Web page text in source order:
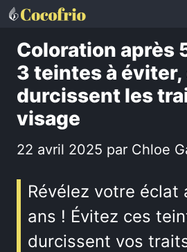
Aller
contenu
Coloration après
3 teintes à éviter,
durcissent les
visage
22 avril 2025 par Chloe
Révélez votre éclat
ans ! Évitez ces
durcissent vos